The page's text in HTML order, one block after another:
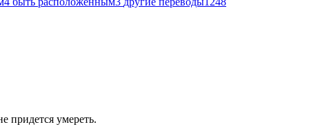
придется умереть.